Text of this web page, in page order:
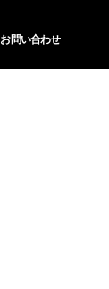
お問い合わせ